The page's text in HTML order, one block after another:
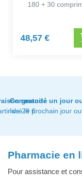
180 + 30
48,57 €
gratuite
de 29 €
Commandé un jour
livré le prochain jour
Pharmacie en
Pour assistance et